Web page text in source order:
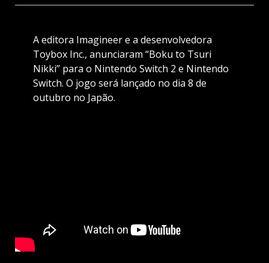
A editora Imagineer e a desenvolvedora
Toybox Inc., anunciaram “Boku to Tsuri
Nikki” para o Nintendo Switch 2 e Nintendo
Switch. O jogo será lançado no dia 8 de
outubro no Japão.